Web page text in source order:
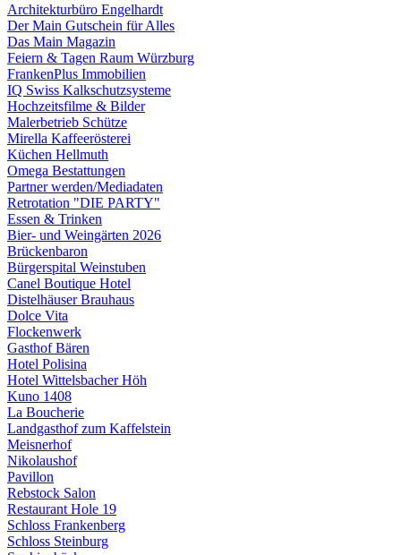
Architekturbüro Engelhardt
Der Main Gutschein für Alles
Das Main Magazin
Feiern & Tagen Raum Würzburg
FrankenPlus Immobilien
IQ Swiss Kalkschutzsysteme
Hochzeitsfilme & Bilder
Malerbetrieb Schütze
Mirella Kaffeerösterei
Küchen Hellmuth
Omega Bestattungen
Partner werden/Mediadaten
Retrotation "DIE PARTY"
Essen & Trinken
Bier- und Weingärten 2026
Brückenbaron
Bürgerspital Weinstuben
Canel Boutique Hotel
Distelhäuser Brauhaus
Dolce Vita
Flockenwerk
Gasthof Bären
Hotel Polisina
Hotel Wittelsbacher Höh
Kuno 1408
La Boucherie
Landgasthof zum Kaffelstein
Meisnerhof
Nikolaushof
Pavillon
Rebstock Salon
Restaurant Hole 19
Schloss Frankenberg
Schloss Steinburg